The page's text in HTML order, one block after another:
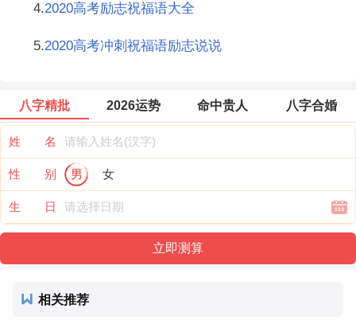
4.2020高考励志祝福语大全
5.2020高考冲刺祝福语励志说说
八字精批 2026运势 命中贵人 八字合婚
姓 名
性 别 男 女
生 日
相关推荐